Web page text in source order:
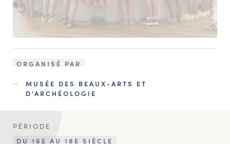
ORGANISÉ PAR
MUSÉE DES BEAUX-ARTS ET
D'ARCHÉOLOGIE
PÉRIODE
DU 16E AU 18E SIÈCLE